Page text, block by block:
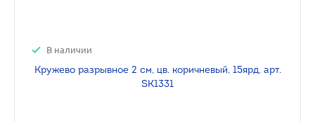
В наличии
Кружево разрывное 2 см, цв. коричневый, 15ярд, арт.
SK1331